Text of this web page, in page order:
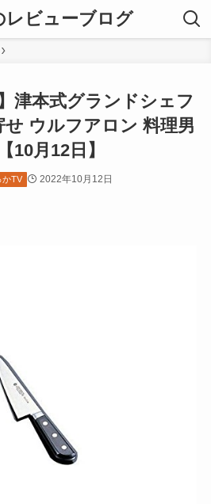
レビューブログ
津本式グランドシェフ
ウルフアロン 料理男
10月12日】
かTV 2022年10月12日